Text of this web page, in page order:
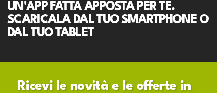
UN'APP FATTA APPOSTA PER TE.
SCARICALA DAL TUO SMARTPHONE O
DAL TUO TABLET
Ricevi le novità e le offerte in